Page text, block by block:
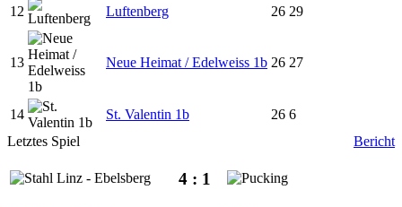
12 Luftenberg 26 29
13 Neue Heimat / Edelweiss 1b 26 27
14 St. Valentin 1b 26 6
Letztes Spiel
Bericht
4 : 1